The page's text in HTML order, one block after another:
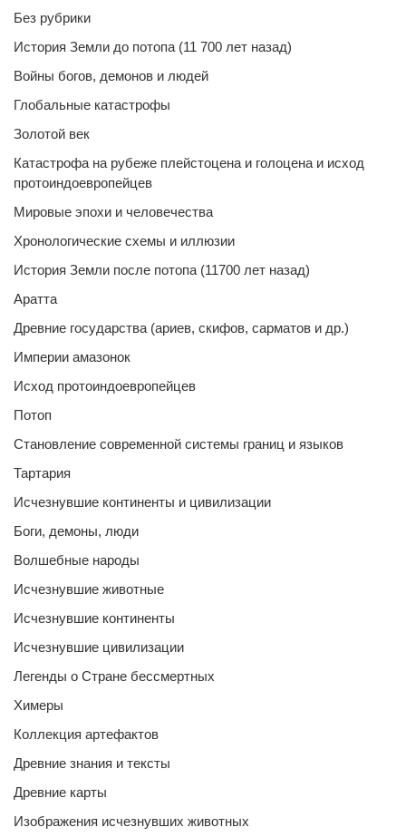
Без рубрики
История Земли до потопа (11 700 лет назад)
Войны богов, демонов и людей
Глобальные катастрофы
Золотой век
Катастрофа на рубеже плейстоцена и голоцена и исход
протоиндоевропейцев
Мировые эпохи и человечества
Хронологические схемы и иллюзии
История Земли после потопа (11700 лет назад)
Аратта
Древние государства (ариев, скифов, сарматов и др.)
Империи амазонок
Исход протоиндоевропейцев
Потоп
Становление современной системы границ и языков
Тартария
Исчезнувшие континенты и цивилизации
Боги, демоны, люди
Волшебные народы
Исчезнувшие животные
Исчезнувшие континенты
Исчезнувшие цивилизации
Легенды о Стране бессмертных
Химеры
Коллекция артефактов
Древние знания и тексты
Древние карты
Изображения исчезнувших животных